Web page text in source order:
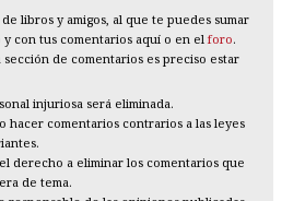
libros y amigos, al que te puedes sumar
con tus comentarios aquí o en el foro.
de comentarios es preciso estar
injuriosa será eliminada.
hacer comentarios contrarios a las leyes
derecho a eliminar los comentarios que
de tema.